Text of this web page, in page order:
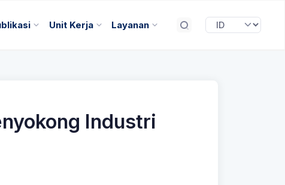
Unit Kerja Layanan
Industri